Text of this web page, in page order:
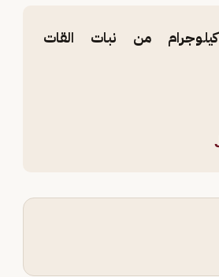
جازان يحبط تهريب (200) كيلوجرام من نبات القات